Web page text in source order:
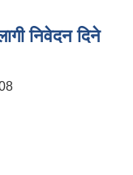
निवेदन दिने